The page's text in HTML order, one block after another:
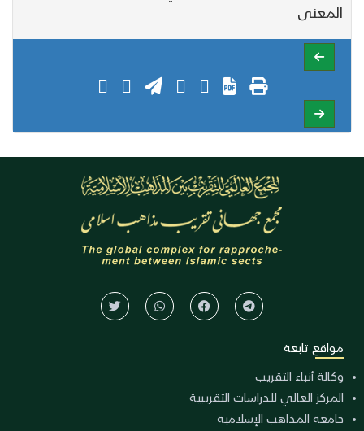
المعنى
مواقع تابعة
وكالة أنباء التقريب
المركز العالي للدراسات التقريبية
جامعة المذاهب الإسلامية